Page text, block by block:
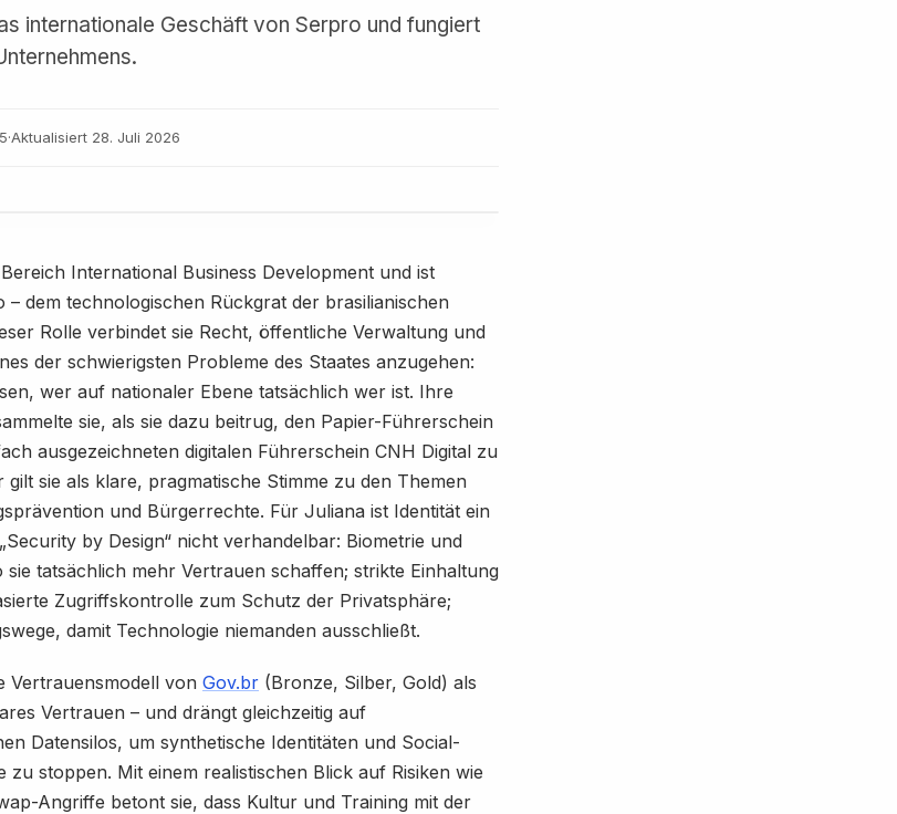
internationale Geschäft von Serpro und fungiert
·Aktualisiert 28. Juli 2026
International Business Development und ist
dem technologischen Rückgrat der brasilianischen
Rolle verbindet sie Recht, öffentliche Verwaltung und
der schwierigsten Probleme des Staates anzugehen:
wer auf nationaler Ebene tatsächlich wer ist. Ihre
sie, als sie dazu beitrug, den Papier-Führerschein
ausgezeichneten digitalen Führerschein CNH Digital zu
sie als klare, pragmatische Stimme zu den Themen
und Bürgerrechte. Für Juliana ist Identität ein
by Design“ nicht verhandelbar: Biometrie und
tatsächlich mehr Vertrauen schaffen; strikte Einhaltung
Zugriffskontrolle zum Schutz der Privatsphäre;
damit Technologie niemanden ausschließt.
Vertrauensmodell von Gov.br (Bronze, Silber, Gold) als
Vertrauen – und drängt gleichzeitig auf
Datensilos, um synthetische Identitäten und Social-
zu stoppen. Mit einem realistischen Blick auf Risiken wie
Angriffe betont sie, dass Kultur und Training mit der